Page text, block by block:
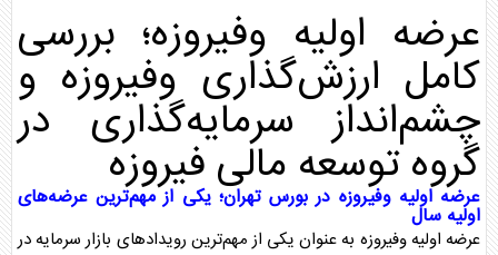
عرضه اولیه وفیروزه؛ بررسی
کامل ارزش‌گذاری وفیروزه و
چشم‌انداز سرمایه‌گذاری در
گروه توسعه مالی فیروزه
عرضه اولیه وفیروزه در بورستهران؛ یکی از مهم‌ترین عرضه‌های
اولیه سال
عرضه اولیه وفیروزه به عنوان یکی از مهم‌ترین رویدادهای بازار سرمایه در